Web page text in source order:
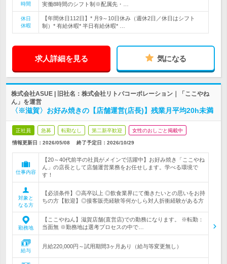
時間
実働8時間のシフト制※配属先・…
休日
休暇
【年間休日112日】* 月9～10日休み（週休2日／休日はシフト
制）* 有給休暇* 半日有給休暇* …
求人詳細を見る 気になる
株式会社ASUE | 旧社名：株式会社リトパコーポレーション｜「ここやね
ん」を運営
〈※滋賀〉お好み焼きの【店舗運営(店長)】残業月平均20h未満
正社員 急募 転勤なし 第二新卒歓迎 女性のおしごと掲載中
情報更新日：2026/05/08 終了予定日： 2026/10/29
仕事内容
【20～40代前半の社員がメインで活躍中】お好み焼き「ここやね
ん」の店長として店舗運営業務をお任せします。学べる環境で
す！
対象と
なる方
【必須条件】◎高卒以上 ◎飲食業界にて働きたいとの思いをお持
ちの方【歓迎】◎接客販売経験等何かしら対人折衝経験がある方
勤務地
【ここやねん】滋賀店舗(直営店)での勤務になります。 ※転勤：
当面無 ※勤務地は選考プロセスの中で…
給与
月給220,000円～試用期間3ヶ月あり（給与等変更無し）